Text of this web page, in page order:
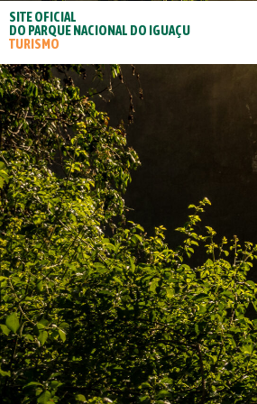
SITE OFICIAL
DO PARQUE NACIONAL DO IGUAÇU
TURISMO